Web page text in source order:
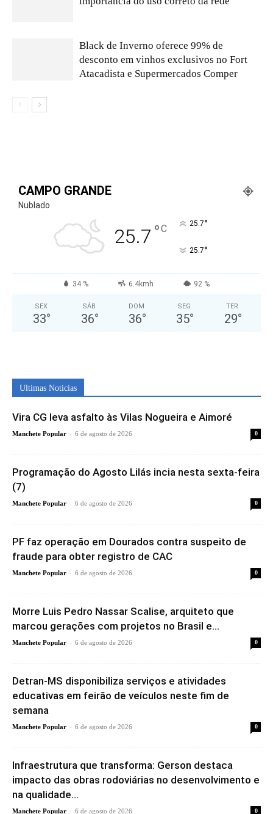
Black de Inverno oferece 99% de
desconto em vinhos exclusivos no Fort
Atacadista e Supermercados Comper
CAMPO GRANDE
Nublado
25.7 °C 25.7°
25.7°
34 % 6.4kmh 92 %
SEX
33°
SÁB
36°
DOM
36°
SEG
35°
TER
29°
Ultimas Noticias
Vira CG leva asfalto às Vilas Nogueira e Aimoré
Manchete Popular - 6 de agosto de 2026 0
Programação do Agosto Lilás incia nesta sexta-feira
(7)
Manchete Popular - 6 de agosto de 2026 0
PF faz operação em Dourados contra suspeito de
fraude para obter registro de CAC
Manchete Popular - 6 de agosto de 2026 0
Morre Luis Pedro Nassar Scalise, arquiteto que
marcou gerações com projetos no Brasil e...
Manchete Popular - 6 de agosto de 2026 0
Detran-MS disponibiliza serviços e atividades
educativas em feirão de veículos neste fim de
semana
Manchete Popular - 6 de agosto de 2026 0
Infraestrutura que transforma: Gerson destaca
impacto das obras rodoviárias no desenvolvimento e
na qualidade...
Manchete Popular - 6 de agosto de 2026 0